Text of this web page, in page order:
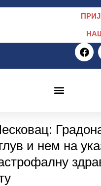
и нем на